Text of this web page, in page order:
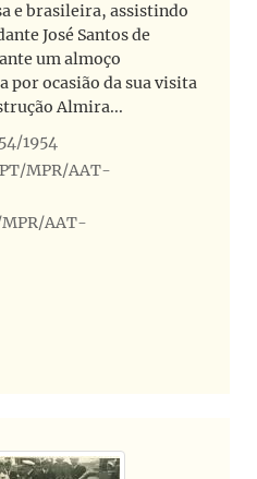
e brasileira, assistindo
José Santos de
um almoço
por ocasião da sua visita
Almira...
1954
PT/MPR/AAT-
AAT-